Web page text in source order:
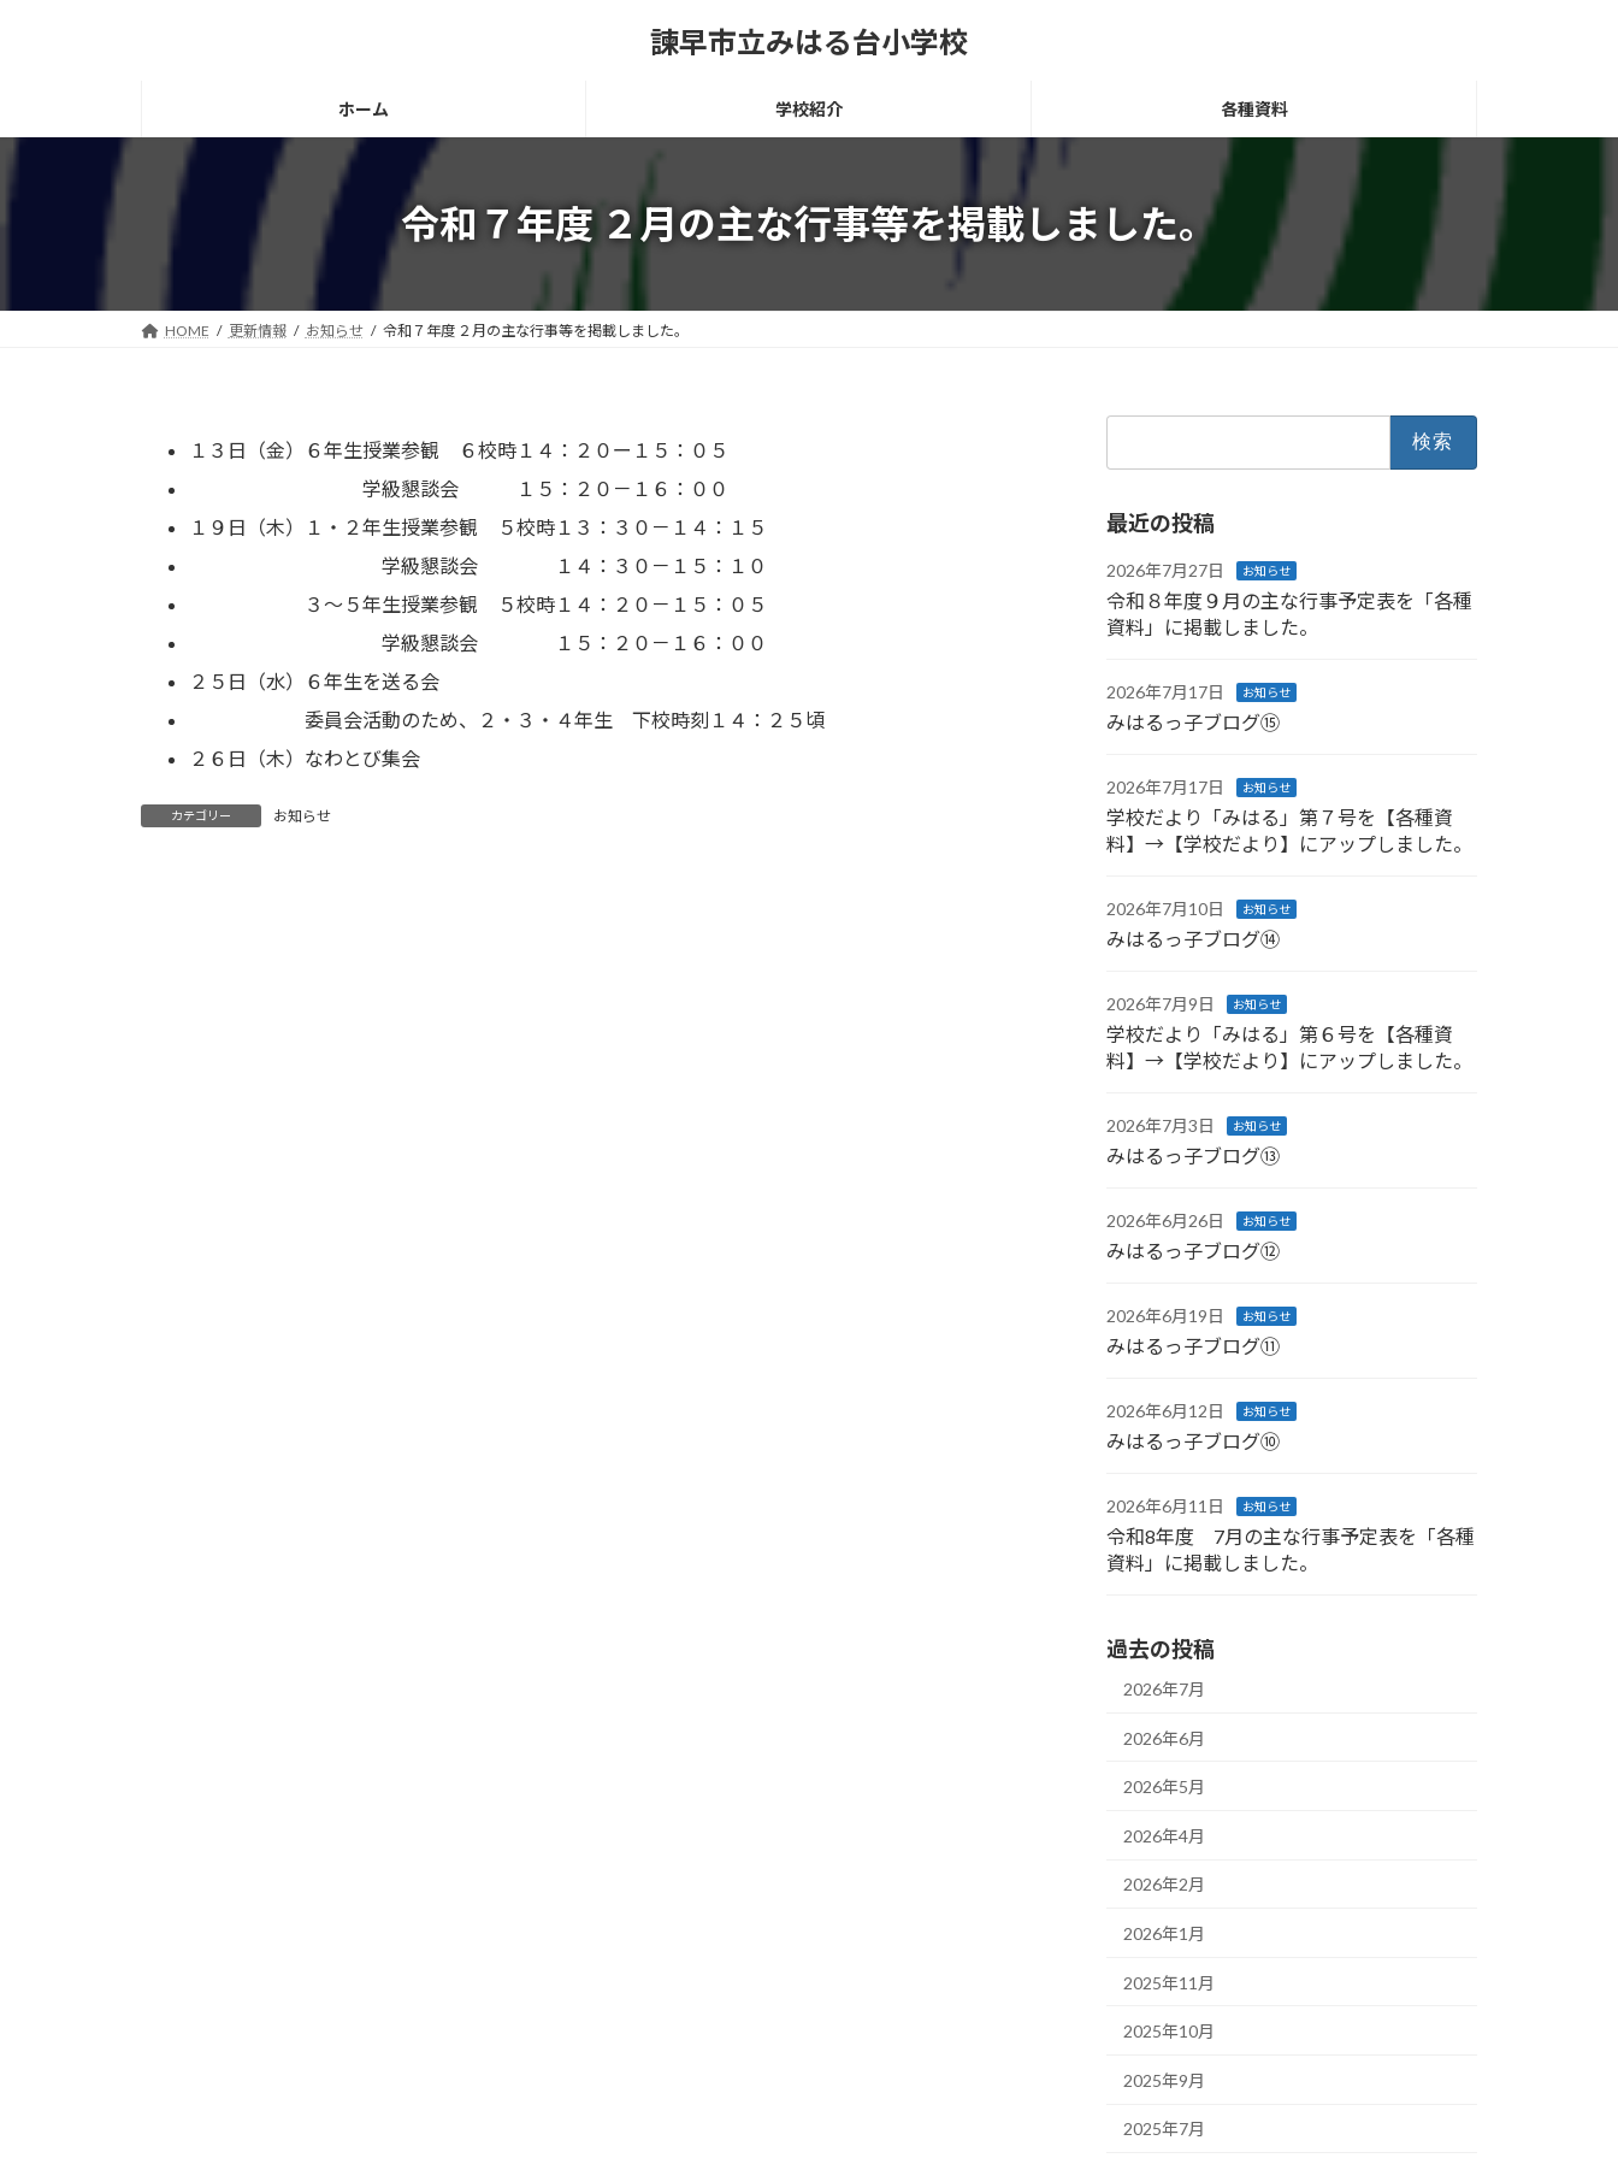
諫早市立みはる台小学校
ホーム 学校紹介 各種資料
令和７年度 ２月の主な行事等を掲載しました。
HOME 更新情報 お知らせ 令和７年度 ２月の主な行事等を掲載しました。
１３日（金）６年生授業参観 ６校時１４：２０ー１５：０５
学級懇談会 １５：２０－１６：００
１９日（木）１・２年生授業参観 ５校時１３：３０－１４：１５
学級懇談会 １４：３０－１５：１０
３～５年生授業参観 ５校時１４：２０－１５：０５
学級懇談会 １５：２０－１６：００
２５日（水）６年生を送る会
委員会活動のため、２・３・４年生 下校時刻１４：２５頃
２６日（木）なわとび集会
カテゴリー お知らせ
最近の投稿
2026年7月27日 お知らせ
令和８年度９月の主な行事予定表を「各種
資料」に掲載しました。
2026年7月17日 お知らせ
みはるっ子ブログ⑮
2026年7月17日 お知らせ
学校だより「みはる」第７号を【各種資
料】→【学校だより】にアップしました。
2026年7月10日 お知らせ
みはるっ子ブログ⑭
2026年7月9日 お知らせ
学校だより「みはる」第６号を【各種資
料】→【学校だより】にアップしました。
2026年7月3日 お知らせ
みはるっ子ブログ⑬
2026年6月26日 お知らせ
みはるっ子ブログ⑫
2026年6月19日 お知らせ
みはるっ子ブログ⑪
2026年6月12日 お知らせ
みはるっ子ブログ⑩
2026年6月11日 お知らせ
令和8年度 7月の主な行事予定表を「各種
資料」に掲載しました。
過去の投稿
2026年7月
2026年6月
2026年5月
2026年4月
2026年2月
2026年1月
2025年11月
2025年10月
2025年9月
2025年7月